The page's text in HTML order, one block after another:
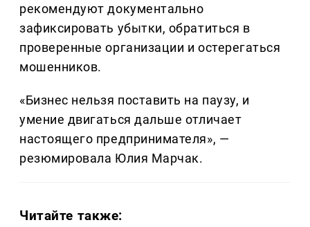
рекомендуют документально
зафиксировать убытки, обратиться в
проверенные организации и остерегаться
мошенников.
«Бизнес нельзя поставить на паузу, и
умение двигаться дальше отличает
настоящего предпринимателя», —
резюмировала Юлия Марчак.
Читайте также: